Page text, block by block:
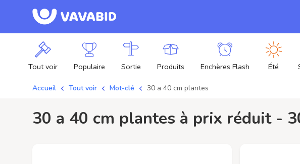
Tout voir Populaire Sortie Produits Enchères Flash Été
Accueil Tout voir Mot-clé 30 a 40 cm plantes
30 a 40 cm plantes à prix réduit -